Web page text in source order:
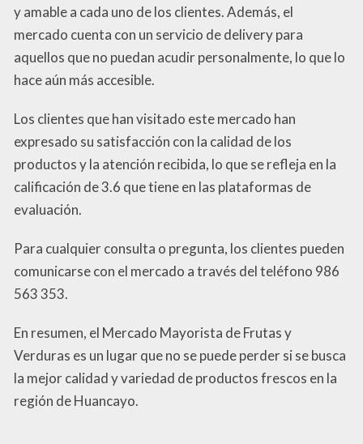
y amable a cada uno de los clientes. Además, el
mercado cuenta con un servicio de delivery para
aquellos que no puedan acudir personalmente, lo que lo
hace aún más accesible.
Los clientes que han visitado este mercado han
expresado su satisfacción con la calidad de los
productos y la atención recibida, lo que se refleja en la
calificación de 3.6 que tiene en las plataformas de
evaluación.
Para cualquier consulta o pregunta, los clientes pueden
comunicarse con el mercado a través del teléfono 986
563 353.
En resumen, el Mercado Mayorista de Frutas y
Verduras es un lugar que no se puede perder si se busca
la mejor calidad y variedad de productos frescos en la
región de Huancayo.